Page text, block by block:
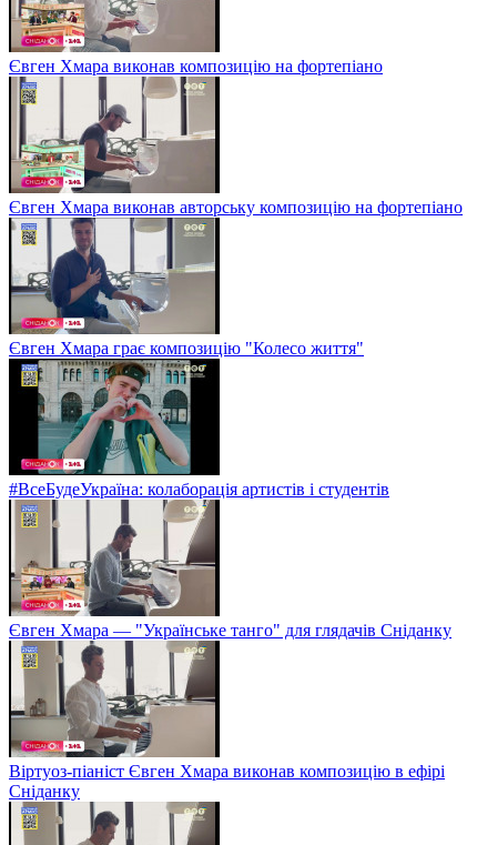
Євген Хмара виконав композицію на фортепіано
Євген Хмара виконав авторську композицію на фортепіано
Євген Хмара грає композицію "Колесо життя"
#ВсеБудеУкраїна: колаборація артистів і студентів
Євген Хмара — "Українське танго" для глядачів Сніданку
Віртуоз-піаніст Євген Хмара виконав композицію в ефірі
Сніданку